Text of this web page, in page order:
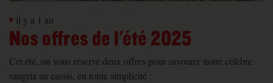
il y a 1 an
Nos offres de l'été 2025
​Cet été, on vous réserve deux offres pour savourer notre célèbre
sangria au cassis, en toute simplicité :